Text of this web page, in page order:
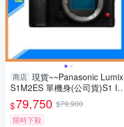
商店 現貨~~Panasonic Lumix
S1M2ES 單機身(公司貨)S1 II
ES
$79,750 $79,900
限時下殺